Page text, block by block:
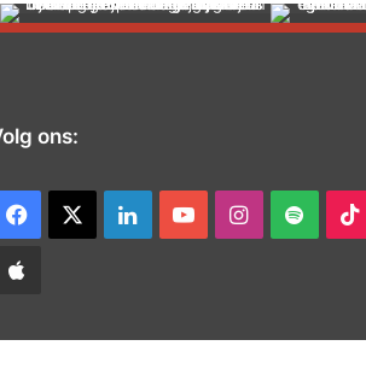
ons:
Facebook LinkedInYouTubeInstagram
Spotify